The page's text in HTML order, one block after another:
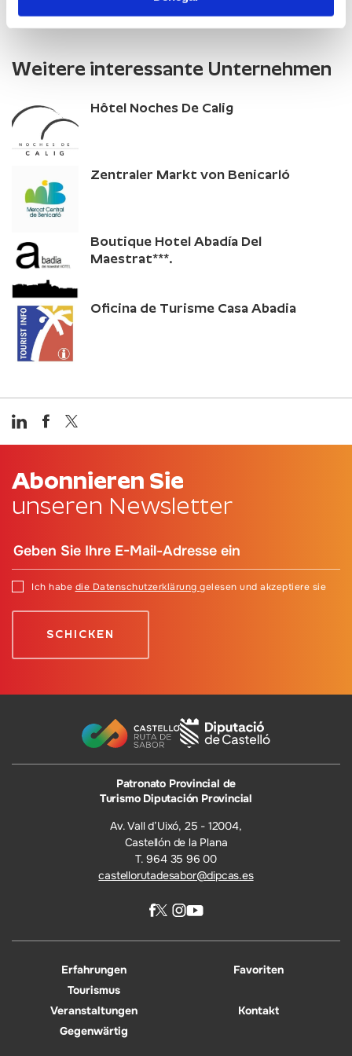
Weitere interessante Unternehmen
Hôtel Noches De Calig
Zentraler Markt von Benicarló
Boutique Hotel Abadía Del
Maestrat***.
Oficina de Turisme Casa Abadia
Abonnieren Sie
unseren Newsletter
Ich habe die Datenschutzerklärung gelesen und akzeptiere sie
Patronato Provincial de
Turismo Diputación Provincial
Av. Vall d’Uixó, 25 - 12004,
Castellón de la Plana
T. 964 35 96 00
castellorutadesabor@dipcas.es
Erfahrungen
Tourismus
Veranstaltungen
Gegenwärtig
Favoriten
Kontakt